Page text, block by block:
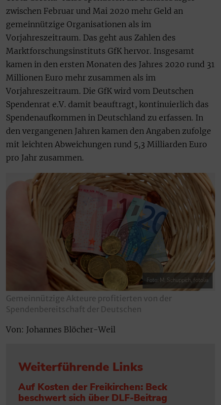
zwischen Februar und Mai 2020 mehr Geld an
gemeinnützige Organisationen als im
Vorjahreszeitraum. Das geht aus Zahlen des
Marktforschungsinstituts GfK hervor. Insgesamt
kamen in den ersten Monaten des Jahres 2020 rund 31
Millionen Euro mehr zusammen als im
Vorjahreszeitraum. Die GfK wird vom Deutschen
Spendenrat e.V. damit beauftragt, kontinuierlich das
Spendenaufkommen in Deutschland zu erfassen. In
den vergangenen Jahren kamen den Angaben zufolge
mit leichten Abweichungen rund 5,3 Milliarden Euro
pro Jahr zusammen.
Foto: M. Schuppich, fotolia
Gemeinnützige Akteure profitierten von der
Spendenbereitschaft der Deutschen
Von: Johannes Blöcher-Weil
Weiterführende Links
Auf Kosten der Freikirchen: Beck
beschwert sich über DLF-Beitrag